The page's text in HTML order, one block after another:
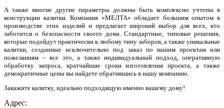
А также многие другие параметры должны быть комплексно учтены в
конструкции калитки. Компания «МЕЛТА» обладает большим опытом в
производстве этих изделий и предлагает широкий выбор для всех, кто
заботится о безопасности своего дома. Стандартные, типовые решения,
которые подойдут практически к любому типу заборов, а также уникальные
калитки, созданные исключительно под заказ по вашим проектам или
пожеланиям – все это, а также индивидуальный подход, оперативную
обработку запроса, кратчайшие сроки изготовления проекта, а также
демократичные цены вы найдете обратившись в нашу компанию.
Закажите калитку, идеально подходящую именно вашему дому!
Адрес: